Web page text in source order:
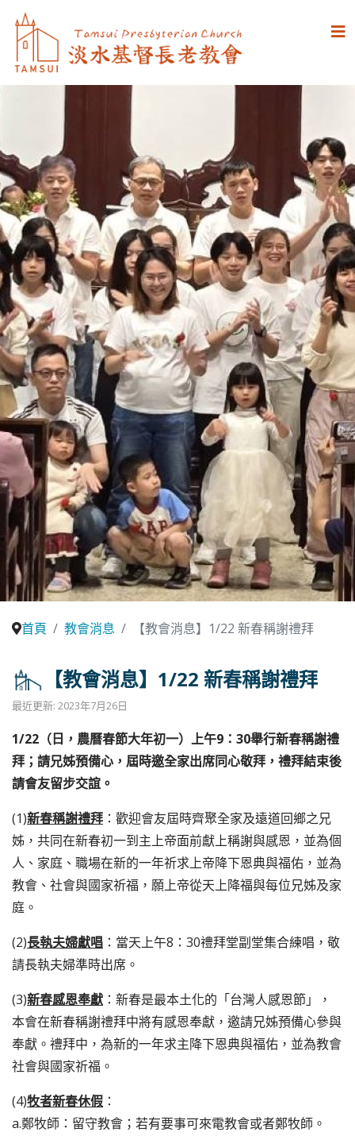
首頁 教會消息 【教會消息】1/22 新春稱謝禮拜
【教會消息】1/22 新春稱謝禮拜
最近更新: 2023年7月26日
1/22（日，農曆春節大年初一）上午9：30舉行新春稱謝禮
拜；請兄姊預備心，屆時邀全家出席同心敬拜，禮拜結束後
請會友留步交誼。
(1)新春稱謝禮拜 ：歡迎會友屆時齊聚全家及遠道回鄉之兄
姊，共同在新春初一到主上帝面前獻上稱謝與感恩，並為個
人、家庭、職場在新的一年祈求上帝降下恩典與福佑，並為
教會、社會與國家祈福，願上帝從天上降福與每位兄姊及家
庭。
(2)長執夫婦獻唱 ：當天上午8：30禮拜堂副堂集合練唱，敬
請長執夫婦準時出席。
(3)新春感恩奉獻 ：新春是最本土化的「台灣人感恩節」，
本會在新春稱謝禮拜中將有感恩奉獻，邀請兄姊預備心參與
奉獻。禮拜中，為新的一年求主降下恩典與福佑，並為教會
社會與國家祈福。
(4)牧者新春休假 ：
a.鄭牧師：留守教會；若有要事可來電教會或者鄭牧師。